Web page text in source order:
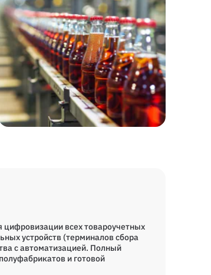
всех товароучетных
устройств (терминалов сбора
с автоматизацией. Полный
и готовой